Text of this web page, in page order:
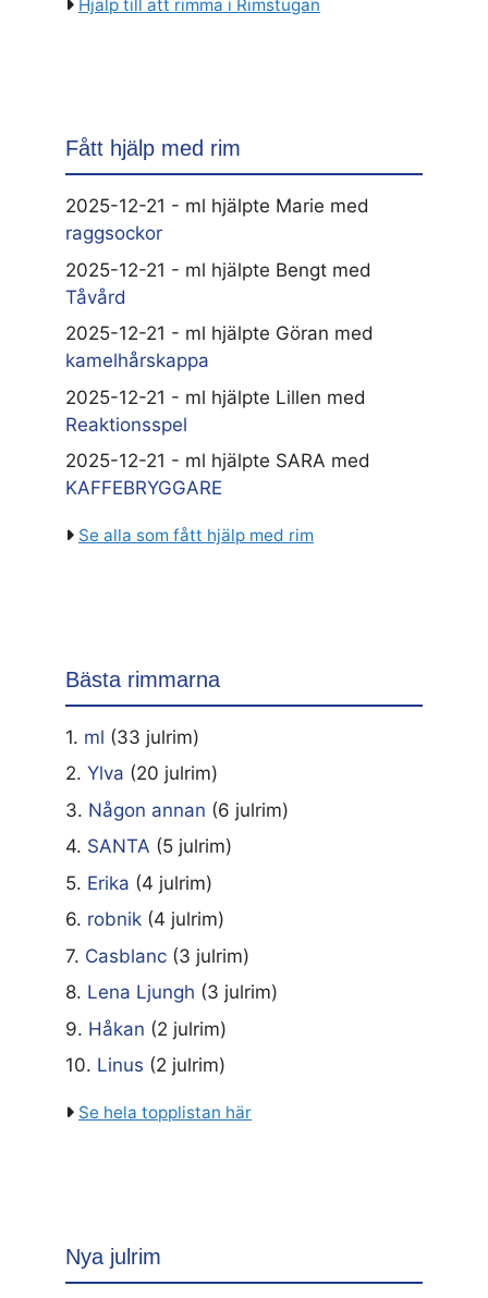
Hjälp till att rimma i Rimstugan
Fått hjälp med rim
2025-12-21 - ml hjälpte Marie med
raggsockor
2025-12-21 - ml hjälpte Bengt med
Tåvård
2025-12-21 - ml hjälpte Göran med
kamelhårskappa
2025-12-21 - ml hjälpte Lillen med
Reaktionsspel
2025-12-21 - ml hjälpte SARA med
KAFFEBRYGGARE
Se alla som fått hjälp med rim
Bästa rimmarna
1. ml (33 julrim)
2. Ylva (20 julrim)
3. Någon annan (6 julrim)
4. SANTA (5 julrim)
5. Erika (4 julrim)
6. robnik (4 julrim)
7. Casblanc (3 julrim)
8. Lena Ljungh (3 julrim)
9. Håkan (2 julrim)
10. Linus (2 julrim)
Se hela topplistan här
Nya julrim